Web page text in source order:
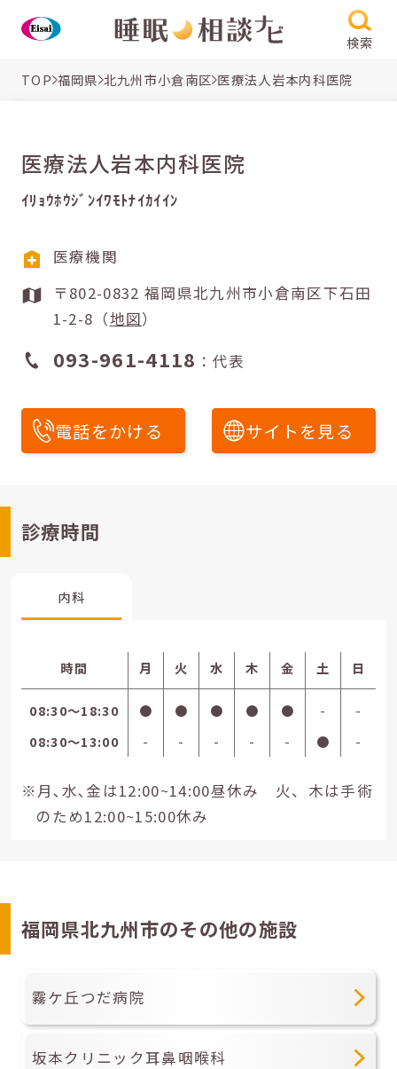
検索
TOP 福岡県 北九州市小倉南区 医療法人岩本内科医院
医療法人岩本内科医院
ｲﾘｮｳﾎｳｼﾞﾝｲﾜﾓﾄﾅｲｶｲｲﾝ
医療機関
〒802-0832 福岡県北九州市小倉南区下石田
1-2-8（地図）
093-961-4118 ：代表
電話をかける サイトを見る
診療時間
内科
時間 月 火 水 木 金 土 日
08:30〜18:30 ● ● ● ● ● -
-
08:30〜13:00
- - - - - ● -
※月､水､金は12:00~14:00昼休み 火、木は手術
のため12:00~15:00休み
福岡県北九州市のその他の施設
霧ケ丘つだ病院
坂本クリニック耳鼻咽喉科